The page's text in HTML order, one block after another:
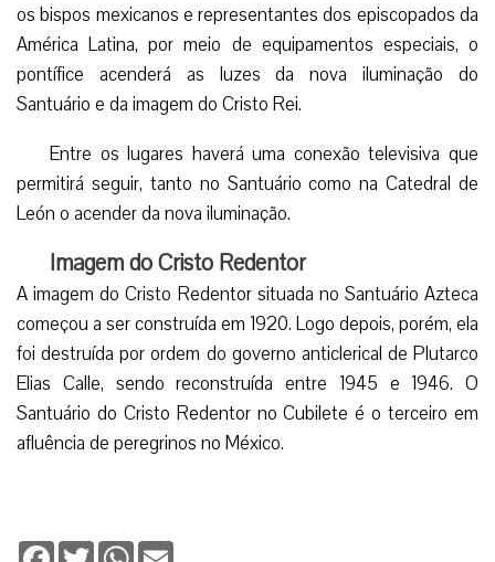
os bispos mexicanos e representantes dos episcopados da
América Latina, por meio de equipamentos especiais, o
pontífice acenderá as luzes da nova iluminação do
Santuário e da imagem do Cristo Rei.
Entre os lugares haverá uma conexão televisiva que
permitirá seguir, tanto no Santuário como na Catedral de
León o acender da nova iluminação.
Imagem do Cristo Redentor
A imagem do Cristo Redentor situada no Santuário Azteca
começou a ser construída em 1920. Logo depois, porém, ela
foi destruída por ordem do governo anticlerical de Plutarco
Elias Calle, sendo reconstruída entre 1945 e 1946. O
Santuário do Cristo Redentor no Cubilete é o terceiro em
afluência de peregrinos no México.
Facebook
TwitterWhatsApp